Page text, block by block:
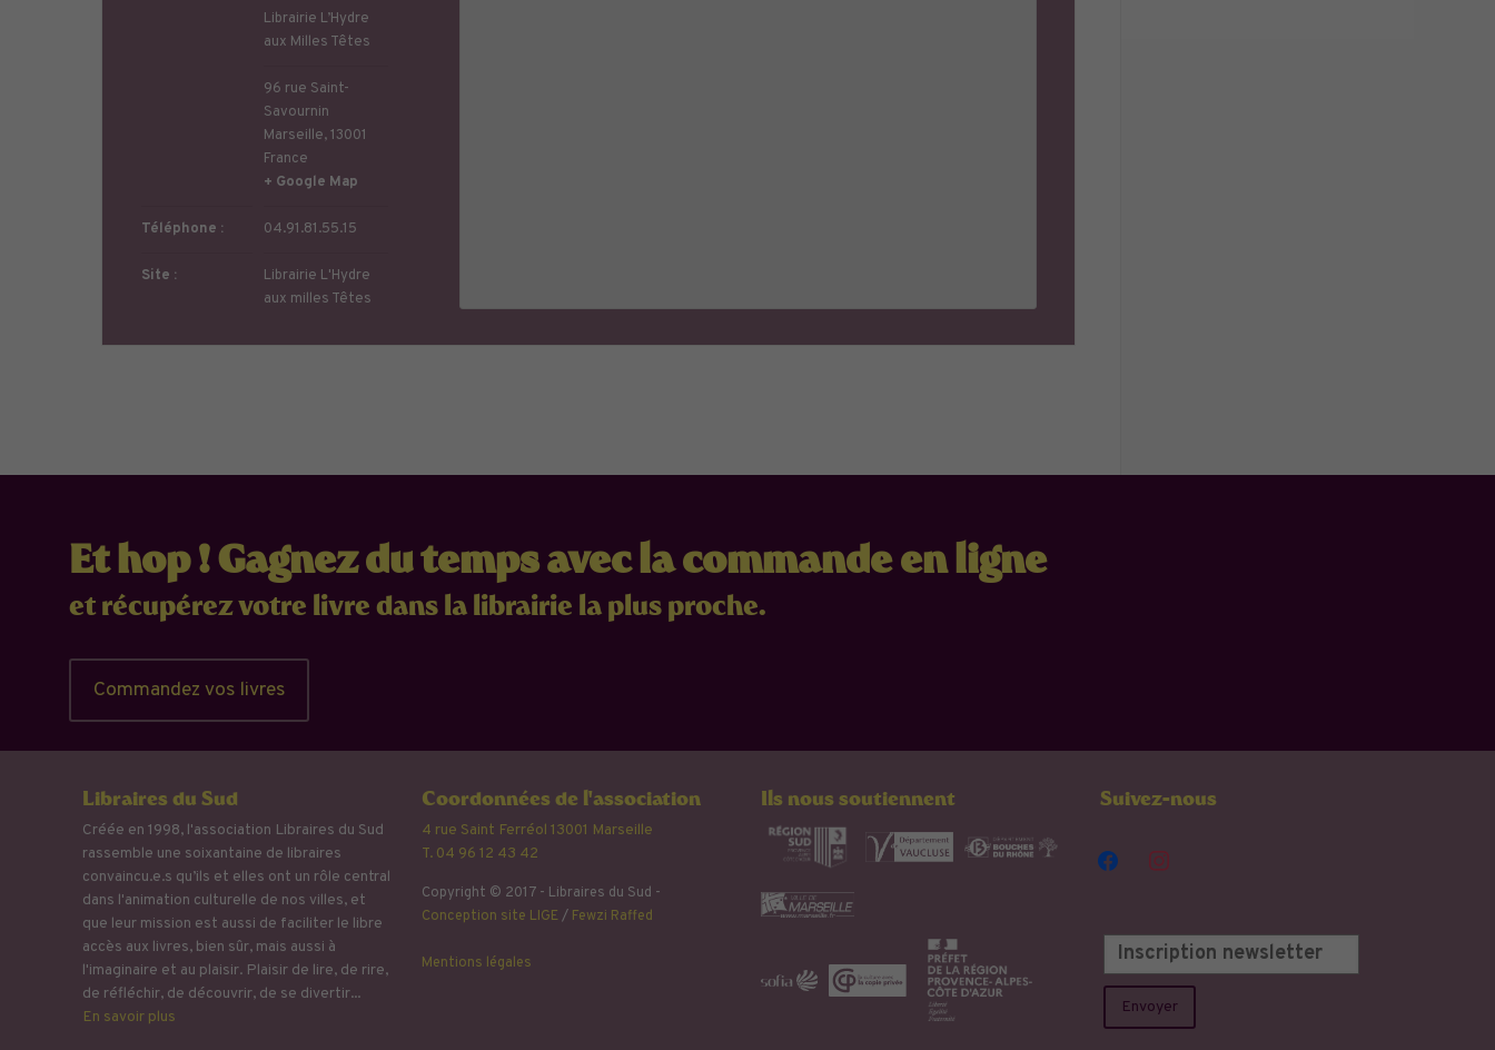
Librairie L’Hydre
aux Milles Têtes
96 rue Saint-
Savournin
Marseille, 13001
France
+ Google Map
Téléphone : 04.91.81.55.15
Site :
Librairie L'Hydre
aux milles Têtes
Et hop ! Gagnez du temps avec la commande en ligne
et récupérez votre livre dans la librairie la plus proche.
Commandez vos livres
Libraires du Sud
Créée en 1998, l'association Libraires du Sud
rassemble une soixantaine de libraires
convaincu.e.s qu’ils et elles ont un rôle central
dans l'animation culturelle de nos villes, et
que leur mission est aussi de faciliter le libre
accès aux livres, bien sûr, mais aussi à
l'imaginaire et au plaisir. Plaisir de lire, de rire,
de réfléchir, de découvrir, de se divertir...
En savoir plus
Coordonnées de l'association
4 rue Saint Ferréol 13001 Marseille
T. 04 96 12 43 42
Copyright © 2017 - Libraires du Sud -
Conception site LIGE / Fewzi Raffed
Mentions légales
Ils nous soutiennent Suivez-nous
facebookinstagram